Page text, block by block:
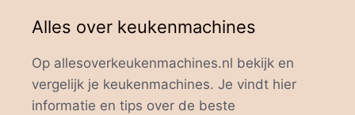
Alles over keukenmachines
Op allesoverkeukenmachines.nl bekijk en
vergelijk je keukenmachines. Je vindt hier
informatie en tips over de beste